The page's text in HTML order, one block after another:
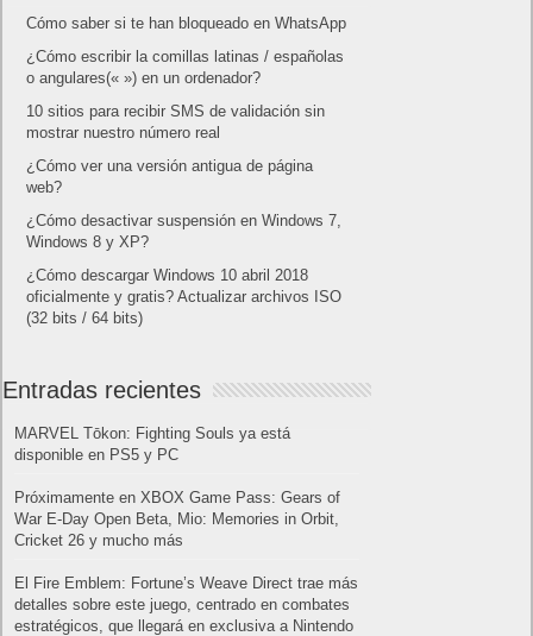
Cómo saber si te han bloqueado en WhatsApp
¿Cómo escribir la comillas latinas / españolas
o angulares(« ») en un ordenador?
10 sitios para recibir SMS de validación sin
mostrar nuestro número real
¿Cómo ver una versión antigua de página
web?
¿Cómo desactivar suspensión en Windows 7,
Windows 8 y XP?
¿Cómo descargar Windows 10 abril 2018
oficialmente y gratis? Actualizar archivos ISO
(32 bits / 64 bits)
Entradas recientes
MARVEL Tōkon: Fighting Souls ya está
disponible en PS5 y PC
Próximamente en XBOX Game Pass: Gears of
War E-Day Open Beta, Mio: Memories in Orbit,
Cricket 26 y mucho más
El Fire Emblem: Fortune’s Weave Direct trae más
detalles sobre este juego, centrado en combates
estratégicos, que llegará en exclusiva a Nintendo